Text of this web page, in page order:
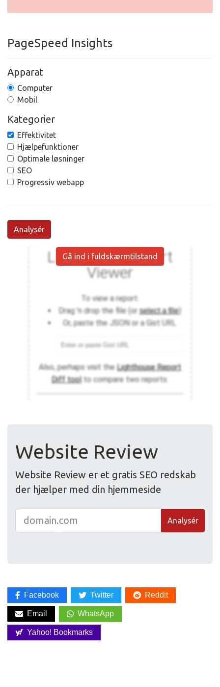
PageSpeed Insights
Apparat
Computer
Mobil
Kategorier
Effektivitet
Hjælpefunktioner
Optimale løsninger
SEO
Progressiv webapp
Analysér
Gå ind i fuldskærmtilstand
Website Review
Website Review er et gratis SEO redskab
der hjælper med din hjemmeside
Analysér
Facebook Twitter Reddit
Email WhatsApp
Yahoo! Bookmarks